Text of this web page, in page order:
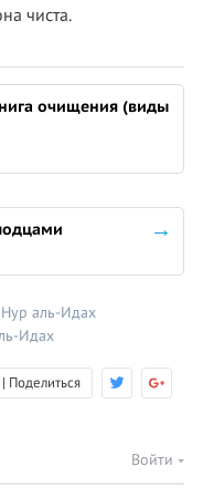
чиста.
очищения (виды
Нур аль-Идах
Идах
| Поделиться
Войти